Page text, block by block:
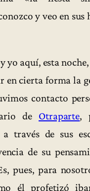
y veo en sus
yo aquí, esta
en cierta forma la
contacto
de Otraparte,
través de sus
de su
pues, para
él profetizó